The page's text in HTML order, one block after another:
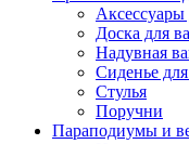
Аксессуары
Доска для
Надувная
Сиденье
Стулья
Поручни
Параподиумы и